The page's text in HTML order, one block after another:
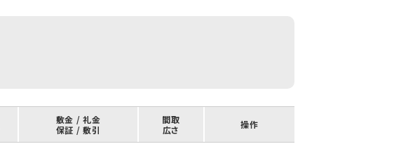
敷金 / 礼金
保証 / 敷引
間取
広さ
操作